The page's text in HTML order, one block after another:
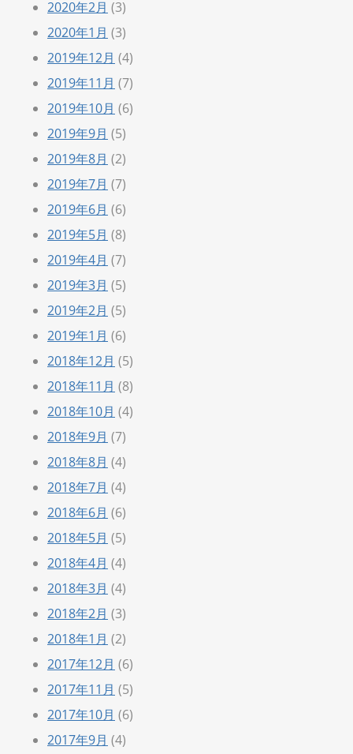
2020年2月 (3)
2020年1月 (3)
2019年12月 (4)
2019年11月 (7)
2019年10月 (6)
2019年9月 (5)
2019年8月 (2)
2019年7月 (7)
2019年6月 (6)
2019年5月 (8)
2019年4月 (7)
2019年3月 (5)
2019年2月 (5)
2019年1月 (6)
2018年12月 (5)
2018年11月 (8)
2018年10月 (4)
2018年9月 (7)
2018年8月 (4)
2018年7月 (4)
2018年6月 (6)
2018年5月 (5)
2018年4月 (4)
2018年3月 (4)
2018年2月 (3)
2018年1月 (2)
2017年12月 (6)
2017年11月 (5)
2017年10月 (6)
2017年9月 (4)